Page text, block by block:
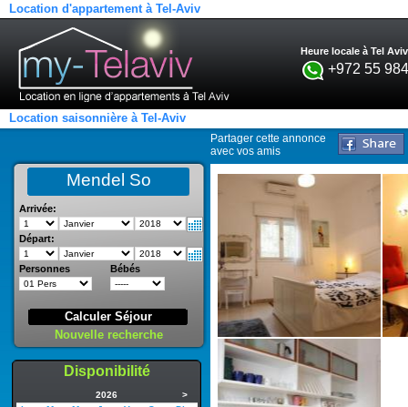
Location d'appartement à Tel-Aviv
Heure locale à Tel
+972 55
Location saisonnière à Tel-Aviv
Partager cette annonce
avec vos amis
Mendel So
Arrivée:
Départ:
Personnes Bébés
Calculer Séjour
Nouvelle recherche
Disponibilité